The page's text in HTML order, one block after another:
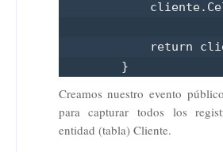
return
        }
Creamos nuestro evento
para capturar todos los
entidad (tabla) Cliente.